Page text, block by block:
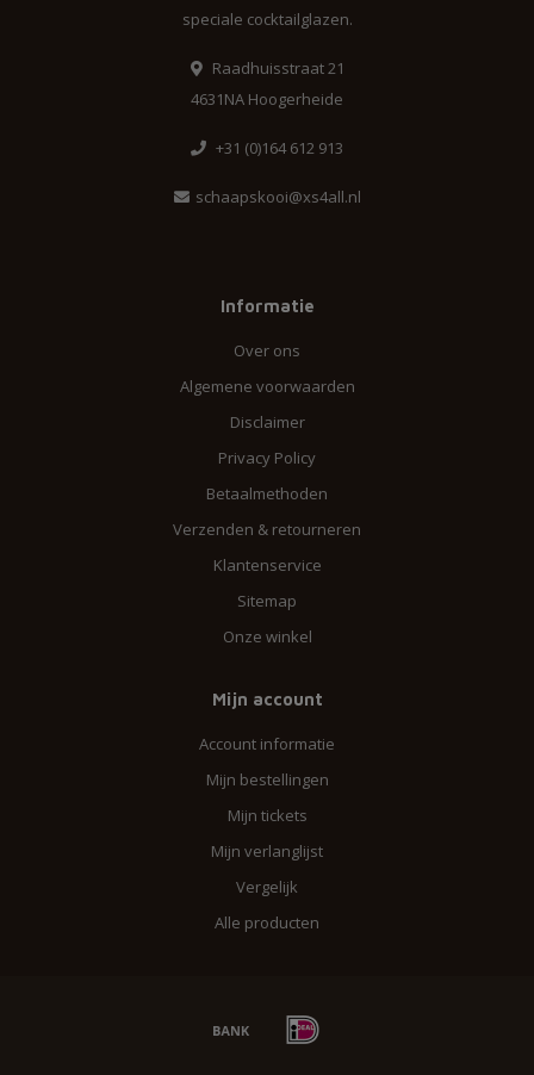
speciale cocktailglazen.
Raadhuisstraat 21
4631NA Hoogerheide
+31 (0)164 612 913
schaapskooi@xs4all.nl
Informatie
Over ons
Algemene voorwaarden
Disclaimer
Privacy Policy
Betaalmethoden
Verzenden & retourneren
Klantenservice
Sitemap
Onze winkel
Mijn account
Account informatie
Mijn bestellingen
Mijn tickets
Mijn verlanglijst
Vergelijk
Alle producten